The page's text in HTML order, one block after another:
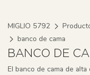
MIGLIO 5792
banco de cama
BANCO DE
El banco de cama de